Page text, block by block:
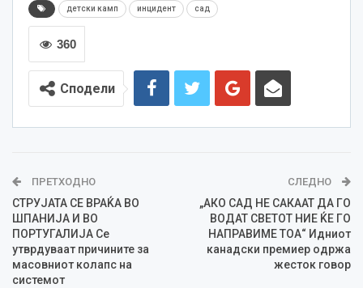
детски камп инцидент сад
360
Сподели
ПРЕТХОДНО
СТРУЈАТА СЕ ВРАЌА ВО
ШПАНИЈА И ВО
ПОРТУГАЛИЈА Се
утврдуваат причините за
масовниот колапс на
системот
СЛЕДНО
„АКО САД НЕ САКААТ ДА ГО
ВОДАТ СВЕТОТ НИЕ ЌЕ ГО
НАПРАВИМЕ ТОА“ Идниот
канадски премиер одржа
жесток говор